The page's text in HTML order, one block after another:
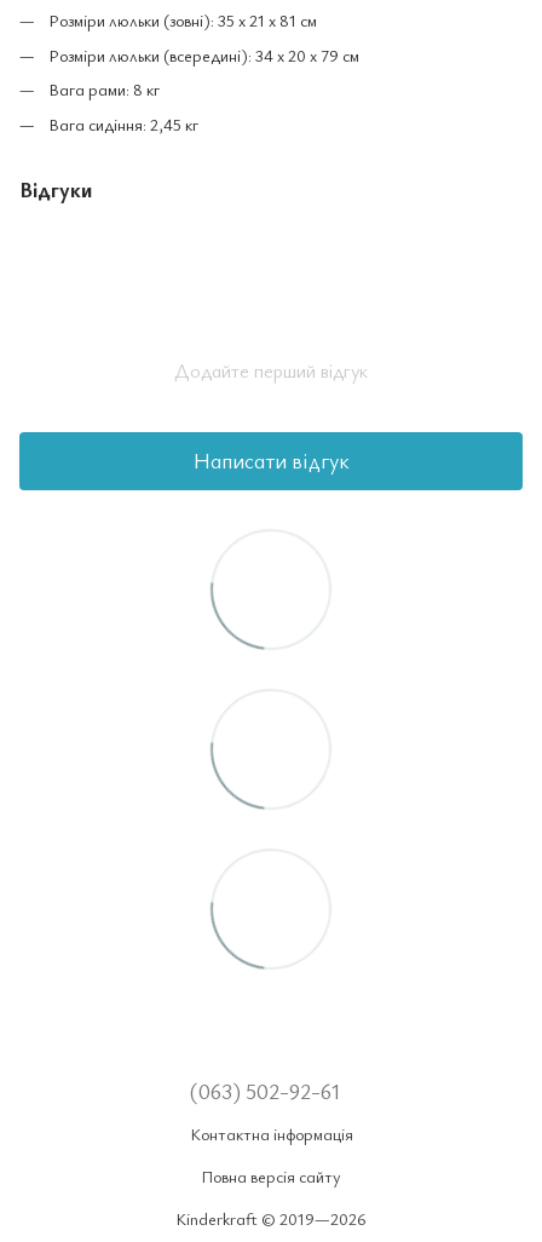
Розміри люльки (зовні): 35 x 21 x 81 см
Розміри люльки (всередині): 34 x 20 x 79 см
Вага рами: 8 кг
Вага сидіння: 2,45 кг
Відгуки
Додайте перший відгук
Написати відгук
(063) 502-92-61
Контактна інформація
Повна версія сайту
Kinderkraft © 2019—2026